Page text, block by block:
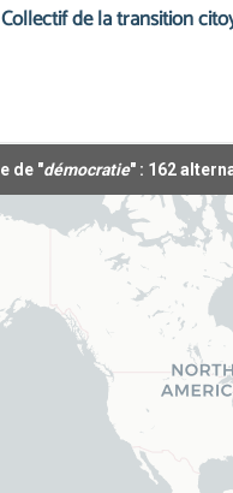
Collectif de la transition